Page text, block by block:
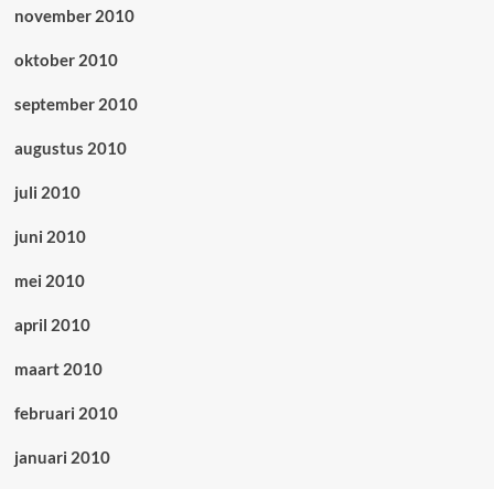
november 2010
oktober 2010
september 2010
augustus 2010
juli 2010
juni 2010
mei 2010
april 2010
maart 2010
februari 2010
januari 2010